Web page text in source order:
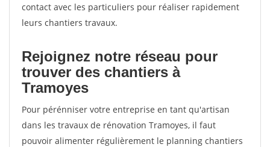
contact avec les particuliers pour réaliser rapidement
leurs chantiers travaux.
Rejoignez notre réseau pour
trouver des chantiers à
Tramoyes
Pour pérénniser votre entreprise en tant qu'artisan
dans les travaux de rénovation Tramoyes, il faut
pouvoir alimenter régulièrement le planning chantiers